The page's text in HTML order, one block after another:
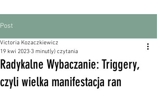
Post
Radykalne Wybaczanie: Triggery,
czyli wielka manifestacja ran
Victoria Kozaczkiewicz
19 kwi 2023 3 minut(y) czytania